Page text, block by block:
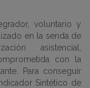
voluntario y
en la senda de
asistencial,
con la
Para conseguir
Sintético de